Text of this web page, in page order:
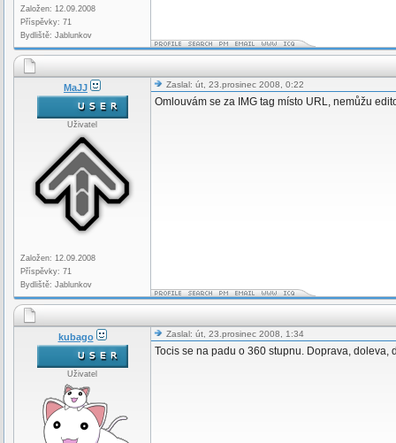
Založen: 12.09.2008
Příspěvky: 71
Bydliště: Jablunkov
MaJJ
Uživatel
Založen: 12.09.2008
Příspěvky: 71
Bydliště: Jablunkov
Zaslal: út, 23.prosinec 2008, 0:22
Omlouvám se za IMG tag místo URL, nemůžu
kubago
Uživatel
Zaslal: út, 23.prosinec 2008, 1:34
Tocis se na padu o 360 stupnu. Doprava, doleva,